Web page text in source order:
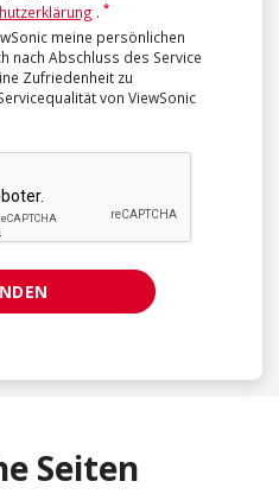
.
meine persönlichen
nach Abschluss des Service
Zufriedenheit zu
von ViewSonic
Seiten